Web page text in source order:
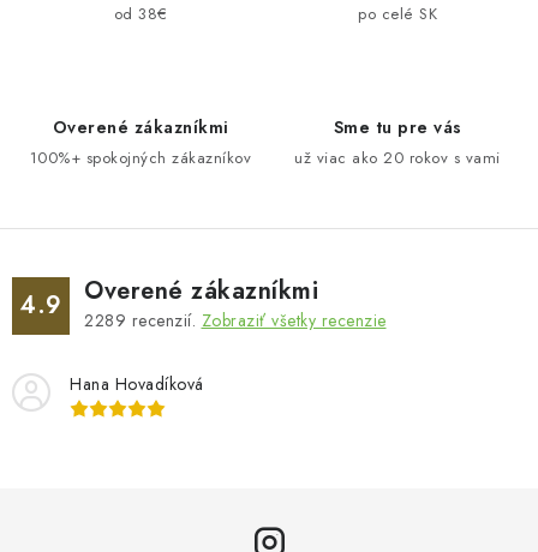
i
u
od 38€ po celé SK
Overené zákazníkmi
100%+ spokojných zákazníkov
Sme tu pre vás
už viac ako 20 rokov s vami
4.9 Overené zákazníkmi
2289 recenzií. Zobraziť všetky recenzie
Hana Hovadíková